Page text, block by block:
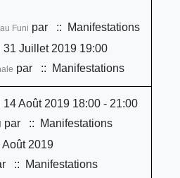
Funi par
:: Manifestations
31 Juillet 2019 19:00
par :: Manifestations
14 Août 2019 18:00 - 21:00
par
:: Manifestations
2019
:: Manifestations